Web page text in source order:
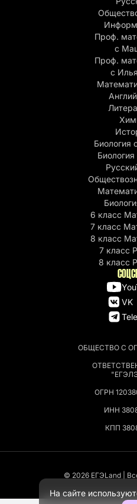
ОБЩЕСТВО С
ОГРН
ИНН
КПП
Проф.
с
Проф.
c
Биология
6 класс
7 класс
8 класс
7 класс
8 класс
VK
© 2026 EГЭLand |
На сайте